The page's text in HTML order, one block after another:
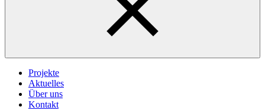
Projekte
Aktuelles
Über uns
Kontakt